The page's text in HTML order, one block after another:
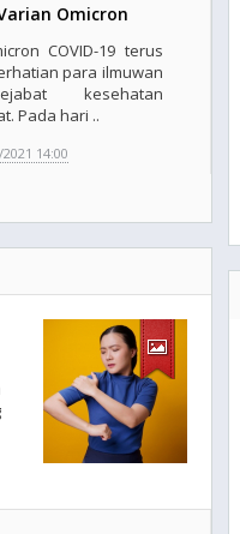
Omicron
COVID-19 terus
para ilmuwan
kesehatan
Pada hari ..
14:00